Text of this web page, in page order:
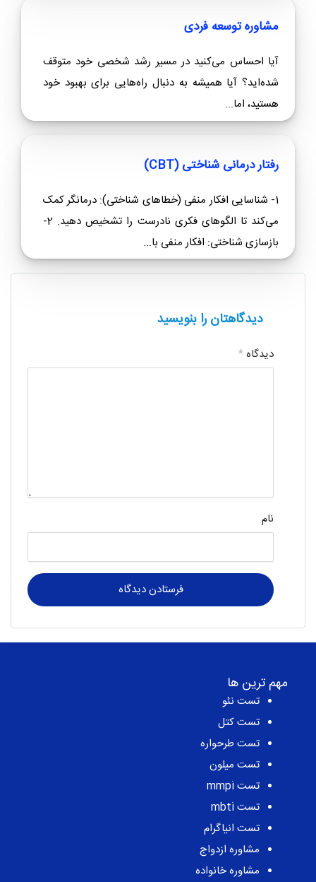
مشاوره توسعه فردی
آیا احساس می‌کنید در مسیر رشد شخصی خود متوقف
شده‌اید؟ آیا همیشه به دنبال راه‌هایی برای بهبود خود
هستید، اما...
رفتار درمانی شناختی (CBT)
1- شناسایی افکار منفی (خطاهای شناختی): درمانگر کمک
می‌کند تا الگوهای فکری نادرست را تشخیص دهید. 2-
بازسازی شناختی: افکار منفی با...
دیدگاهتان را بنویسید
دیدگاه*
نام
مهم ترین ها
تست نئو
تست کتل
تست طرحواره
تست میلون
تست mmpi
تست mbti
تست انیاگرام
مشاوره ازدواج
مشاوره خانواده